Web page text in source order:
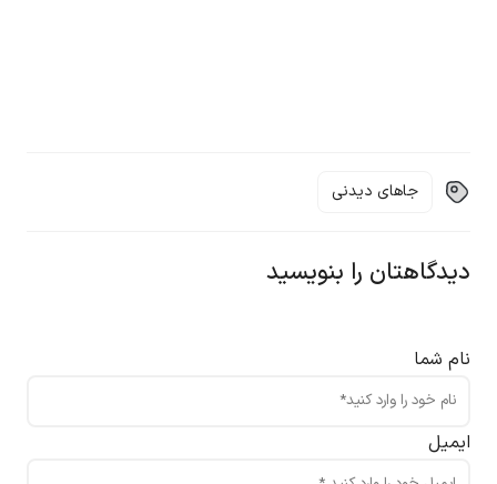
جاهای دیدنی
دیدگاهتان را بنویسید
نام شما
ایمیل